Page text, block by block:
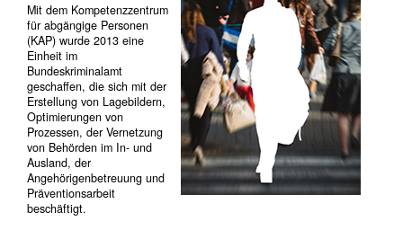
Mit dem Kompetenzzentrum
für abgängige Personen
(KAP) wurde 2013 eine
Einheit im
Bundeskriminalamt
geschaffen, die sich mit der
Erstellung von Lagebildern,
Optimierungen von
Prozessen, der Vernetzung
von Behörden im In- und
Ausland, der
Angehörigenbetreuung und
Präventionsarbeit
beschäftigt.